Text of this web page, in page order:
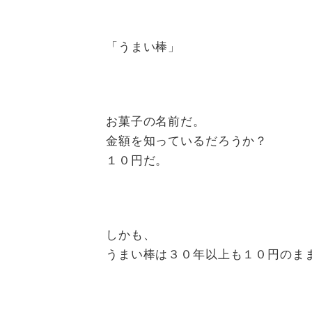
「うまい棒」
お菓子の名前だ。
金額を知っているだろうか？
１０円だ。
しかも、
うまい棒は３０年以上も１０円のま